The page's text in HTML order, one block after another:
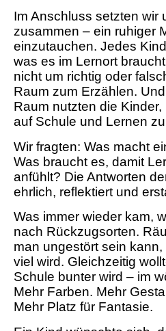
Im Anschluss setzten wir
zusammen – ein ruhiger
einzutauchen. Jedes
was es im Lernort
nicht um richtig oder
Raum zum Erzählen.
Raum nutzten die
auf Schule und Lernen
Wir fragten: Was macht
Was braucht es, damit
anfühlt? Die Antworten
ehrlich, reflektiert und
Was immer wieder kam,
nach Rückzugsorten.
man ungestört sein
viel wird. Gleichzeitig
Schule bunter wird – im
Mehr Farben. Mehr
Mehr Platz für Fantasie.